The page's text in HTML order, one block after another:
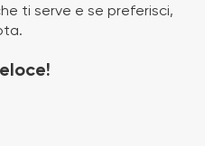
ti serve e se preferisci,